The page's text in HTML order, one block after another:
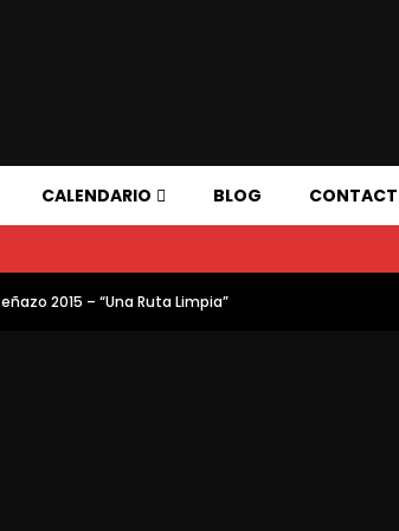
CALENDARIO BLOG
2015 – “Una Ruta Limpia”